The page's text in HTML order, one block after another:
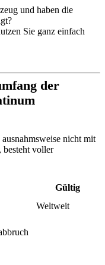
und haben die
Sie ganz einfach
der
nicht mit
besteht voller
Gültig
Weltweit